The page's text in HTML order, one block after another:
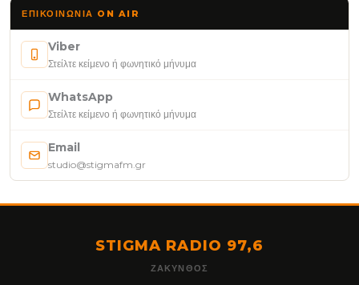
ΕΠΙΚΟΙΝΩΝΊΑ ON AIR
Viber
Στείλτε κείμενο ή φωνητικό μήνυμα
WhatsApp
Στείλτε κείμενο ή φωνητικό μήνυμα
Email
studio@stigmafm.gr
STIGMA RADIO 97,6
ΖΆΚΥΝΘΟΣ